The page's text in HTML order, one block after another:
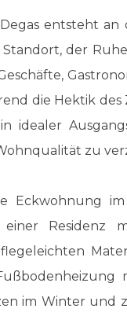
entsteht
Standort, der
die Hektik
idealer
zu
Eckwohnung
Residenz
im Winter und